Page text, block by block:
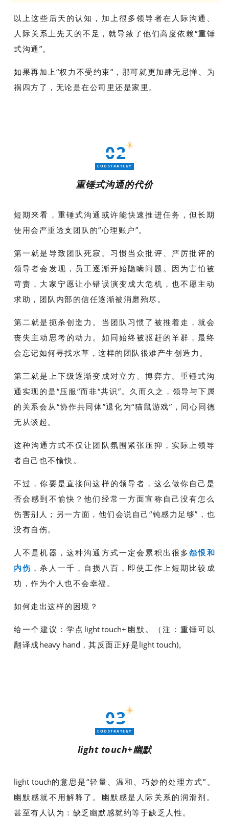
以上这些后天的认知，加上很多领导者在人际沟通、
人际关系上先天的不足，就导致了他们高度依赖“重锤
式沟通”。
如果再加上“权力不受约束”，那可就更加肆无忌惮、为
祸四方了，无论是在公司里还是家里。
02
COOSTRATEGY
重锤式沟通的代价
短期来看，重锤式沟通或许能快速推进任务，但长期
使用会严重透支团队的“心理账户”。
第一就是导致团队死寂。习惯当众批评、严厉批评的
领导者会发现，员工逐渐开始隐瞒问题。因为害怕被
苛责，大家宁愿让小错误演变成大危机，也不愿主动
求助，团队内部的信任逐渐被消磨殆尽。
第二就是扼杀创造力。当团队习惯了被推着走，就会
丧失主动思考的动力。如同始终被驱赶的羊群，最终
会忘记如何寻找水草，这样的团队很难产生创造力。
第三就是上下级逐渐变成对立方、博弈方。重锤式沟
通实现的是“压服“而非“共识”。久而久之，领导与下属
的关系会从“协作共同体”退化为“猫鼠游戏”，同心同德
无从谈起。
这种沟通方式不仅让团队氛围紧张压抑，实际上领导
者自己也不愉快。
不过，你要是直接问这样的领导者，这么做你自己是
否会感到不愉快？他们经常一方面宣称自己没有怎么
伤害别人；另一方面，他们会说自己“钝感力足够”，也
没有自伤。
人不是机器，这种沟通方式一定会累积出很多怨恨和
内伤 ，杀人一千，自损八百，即使工作上短期比较成
功，作为个人也不会幸福。
如何走出这样的困境？
给一个建议：学点 light touch+幽默。（注：重锤可以
翻译成heavy hand ，其反面正好是light touch)。
03
COOSTRATEGY
light touch+幽默
light touch的意思是“轻量、温和、巧妙的处理方式”。
幽默感就不用解释了。幽默感是人际关系的润滑剂。
甚至有人认为：缺乏幽默感就约等于缺乏人性。